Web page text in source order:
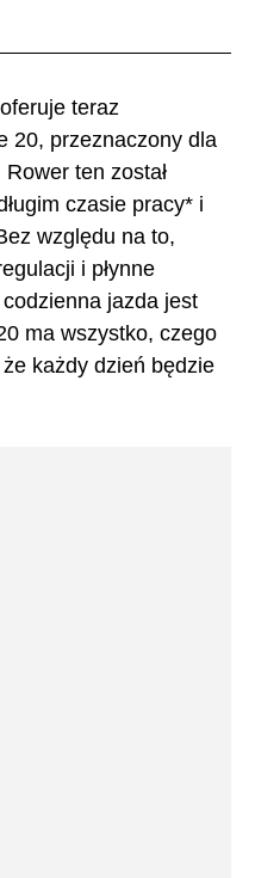
teraz
20, przeznaczony dla
ten został
czasie pracy* i
względu na to,
i płynne
jazda jest
ma wszystko, czego
każdy dzień będzie